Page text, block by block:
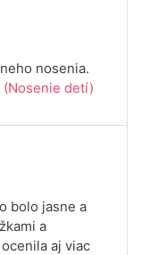
nosenia.
(Nosenie detí)
bolo jasne a
a
aj viac